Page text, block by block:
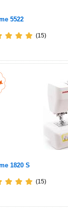
5522
(15)
1820 S
(15)